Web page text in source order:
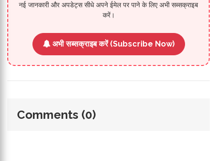
नई जानकारी और अपडेट्स सीधे अपने ईमेल पर पाने के लिए अभी सब्सक्राइब
करें।
अभी सब्सक्राइब करें (Subscribe Now)
Comments (0)